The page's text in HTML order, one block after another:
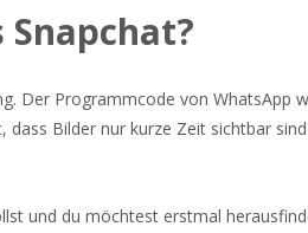
Der Programmcode von WhatsApp
Bilder nur kurze Zeit sichtbar
und du möchtest erstmal